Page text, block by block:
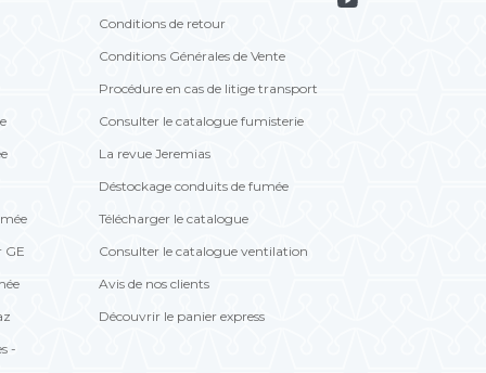
GE
-
Conditions de retour
Conditions Générales de Vente
Procédure en cas de litige transport
Consulter le catalogue fumisterie
La revue Jeremias
Déstockage conduits de fumée
Télécharger le catalogue
Consulter le catalogue ventilation
Avis de nos clients
Découvrir le panier express